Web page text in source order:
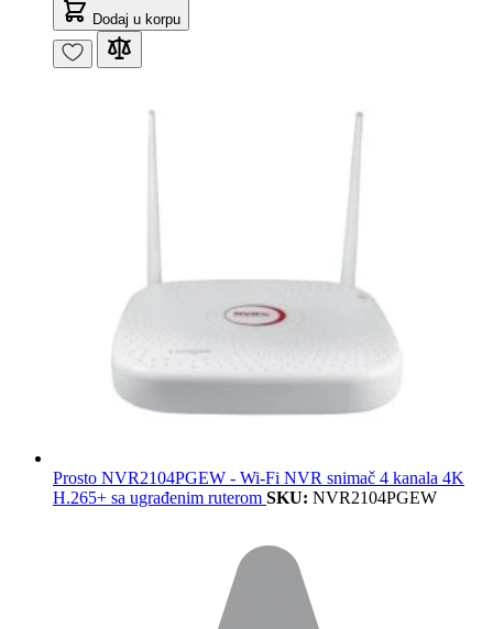
Dodaj u korpu
Prosto NVR2104PGEW - Wi-Fi NVR snimač 4 kanala 4K
H.265+ sa ugrađenim ruterom SKU: NVR2104PGEW